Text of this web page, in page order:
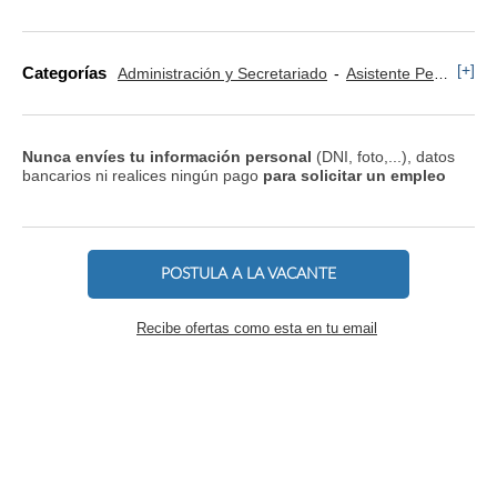
Categorías Administración y Secretariado Asistente Personal [+]
Nunca envíes tu información personal (DNI, foto,...), datos
bancarios ni realices ningún pago para solicitar un empleo
POSTULA A LA VACANTE
Recibe ofertas como esta en tu email